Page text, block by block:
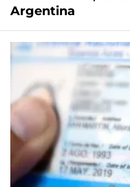
Argentina